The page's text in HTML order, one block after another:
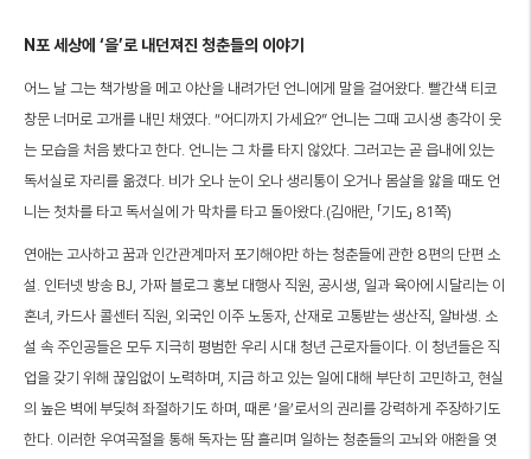
N포 세상에 ‘을’로 내던져진 청춘들의 이야기
어느 날 그는 책가방을 메고 야산을 내려가던 언니에게 말을 걸어왔다. 빨간색 티코
창문 너머로 고개를 내민 채였다. “어디까지 가세요?” 언니는 그때 고시생 총각이 웃
는 모습을 처음 봤다고 한다. 언니는 그 차를 타지 않았다. 그러고는 곧 읍내에 있는
독서실로 자리를 옮겼다. 비가 오나 눈이 오나 생리통이 오거나 몸살을 앓을 때도 언
니는 첫차를 타고 독서실에 가 막차를 타고 돌아왔다.(김애란, 「기도」 81쪽)
연애는 고사하고 꿈과 인간관계마저 포기해야만 하는 청춘들에 관한 8편의 단편 소
설. 인터넷 방송 BJ, 가짜 블로그 홍보 대행사 직원, 공시생, 일과 육아에 시달리는 이
혼녀, 카드사 콜센터 직원, 외국인 이주 노동자, 산재로 고통받는 생산직, 알바생. 소
설 속 주인공들은 모두 지극히 평범한 우리 시대 청년 근로자들이다. 이 청년들은 직
업을 갖기 위해 끊임없이 노력하며, 지금 하고 있는 일에 대해 부단히 고민하고, 현실
의 높은 벽에 부딪혀 좌절하기도 하며, 때론 ‘을’로서의 권리를 강력하게 주장하기도
한다. 이러한 우여곡절을 통해 독자는 땀 흘리며 일하는 청춘들의 고뇌와 애환을 엿